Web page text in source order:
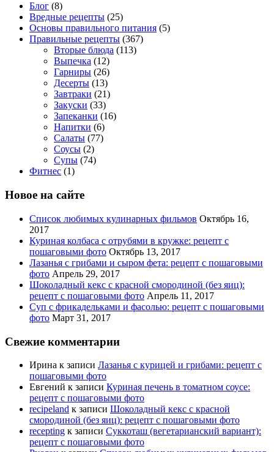
Блог (8)
Вредные рецепты (25)
Основы правильного питания (5)
Правильные рецепты (367)
Вторые блюда (113)
Выпечка (12)
Гарниры (26)
Десерты (13)
Завтраки (21)
Закуски (33)
Запеканки (16)
Напитки (6)
Салаты (77)
Соусы (2)
Супы (74)
Фитнес (1)
Новое на сайте
Список любимых кулинарных фильмов Октябрь 16,
2017
Куриная колбаса с отрубями в кружке: рецепт с
пошаговыми фото Октябрь 13, 2017
Лазанья с грибами и сыром фета: рецепт с пошаговыми
фото Апрель 29, 2017
Шоколадный кекс с красной смородиной (без яиц):
рецепт с пошаговыми фото Апрель 11, 2017
Суп с фрикадельками и фасолью: рецепт с пошаговыми
фото Март 31, 2017
Свежие комментарии
Ирина к записи Лазанья с курицей и грибами: рецепт с
пошаговыми фото
Евгений к записи Куриная печень в томатном соусе:
рецепт с пошаговыми фото
recipeland к записи Шоколадный кекс с красной
смородиной (без яиц): рецепт с пошаговыми фото
recepting к записи Суккоташ (вегетарианский вариант):
рецепт с пошаговыми фото